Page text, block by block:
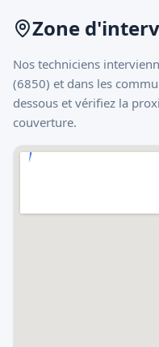
Zone
Nos techniciens
(6850) et dans les
dessous et vérifiez la
couverture.